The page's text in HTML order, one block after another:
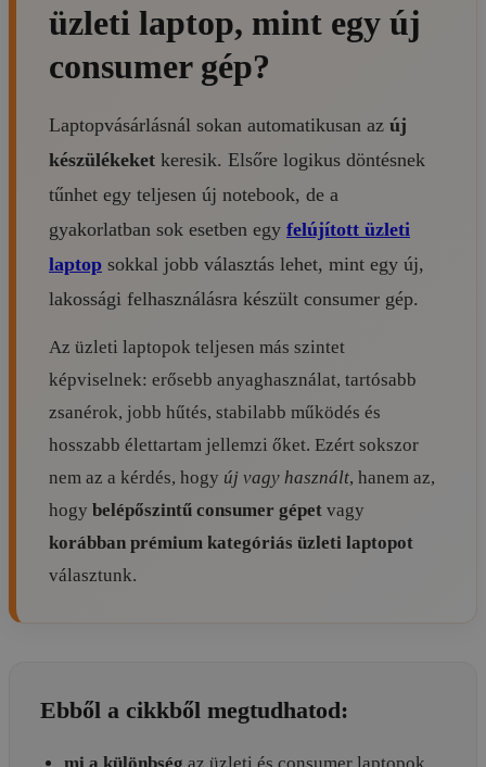
üzleti laptop, mint egy új
consumer gép?
Laptopvásárlásnál sokan automatikusan az új
készülékeket keresik. Elsőre logikus döntésnek
tűnhet egy teljesen új notebook, de a
gyakorlatban sok esetben egy felújított üzleti
laptop sokkal jobb választás lehet, mint egy új,
lakossági felhasználásra készült consumer gép.
Az üzleti laptopok teljesen más szintet
képviselnek: erősebb anyaghasználat, tartósabb
zsanérok, jobb hűtés, stabilabb működés és
hosszabb élettartam jellemzi őket. Ezért sokszor
nem az a kérdés, hogy új vagy használt, hanem az,
hogy belépőszintű consumer gépet vagy
korábban prémium kategóriás üzleti laptopot
választunk.
Ebből a cikkből megtudhatod: